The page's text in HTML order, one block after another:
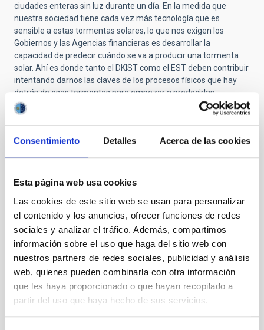
Consentimiento Detalles Acerca de las cookies
Esta página web usa cookies
Las cookies de este sitio web se usan para personalizar
el contenido y los anuncios, ofrecer funciones de redes
sociales y analizar el tráfico. Además, compartimos
información sobre el uso que haga del sitio web con
nuestros partners de redes sociales, publicidad y análisis
web, quienes pueden combinarla con otra información
que les haya proporcionado o que hayan recopilado a
partir del uso que haya hecho de sus servicios.
ciudades enteras sin luz durante un día. En la medida que
nuestra sociedad tiene cada vez más tecnología que es
sensible a estas tormentas solares, lo que nos exigen los
Gobiernos y las Agencias financieras es desarrollar la
capacidad de predecir cuándo se va a producir una tormenta
solar. Ahí es donde tanto el DKIST como el EST deben contribuir
intentando darnos las claves de los procesos físicos que hay
detrás de esas tormentas para empezar a predecirlas.
Estamos todavía en una etapa muy primitiva, si lo comparamos
con la climatología terrestre. Queremos llegar a predecir la
meteorología espacial con una semana de antelación también,
Física. Ahí es donde van a contribuir tanto el DKIST como el EST.
P: ¿Hasta qué punto nos podemos acercar al Sol mediante
R: En detalles, ahora mismo podemos resolver 100 km en el
Sol. Es decir, la Isla de Tenerife, si estuviera en el Sol, la
veríamos. Pero la isla de La Graciosa, no. Con DKIST y EST
podremos empezar a ver detalles del tamaño de la isla de La
Graciosa en el Sol.
Si preguntas si podemos acercarnos para enviar instrumentos
al Sol, la verdad es que sí. De hecho, la NASA va a enviar
próximamente el Parker Solar Probe y espero poder ir al
lanzamiento. Este satélite llegará a nueve radios solares. Es